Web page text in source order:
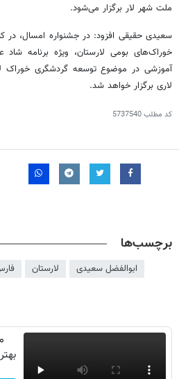
ملت شهر لار برگزار می‌شود.
سعیدی حقیقی افزود: در جشنواره امسال، در
خوراک‌های بومی لارستان، ویژه برنامه
آموزشی در موضوع توسعه گردشگری خوراک
لاری برگزار خواهد شد.
کد مطلب5737540
برچسب‌ها
ابوالفضل سعیدی لارستان